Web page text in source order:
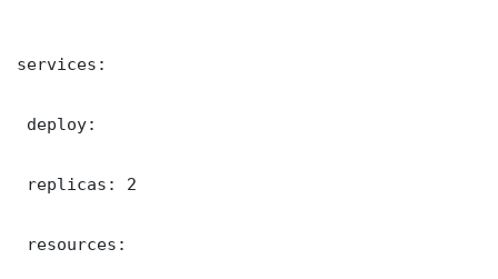
services:
deploy:
replicas: 2
resources: